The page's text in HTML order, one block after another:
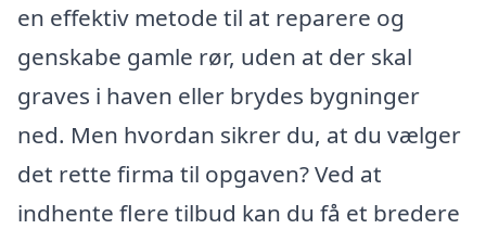
en effektiv metode til at reparere og
genskabe gamle rør, uden at der skal
graves i haven eller brydes bygninger
ned. Men hvordan sikrer du, at du vælger
det rette firma til opgaven? Ved at
indhente flere tilbud kan du få et bredere